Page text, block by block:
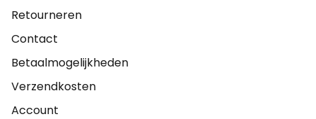
Retourneren
Contact
Betaalmogelijkheden
Verzendkosten
Account